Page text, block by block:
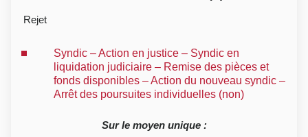
Rejet
Syndic – Action en justice – Syndic en
liquidation judiciaire – Remise des pièces et
fonds disponibles – Action du nouveau syndic –
Arrêt des poursuites individuelles (non)
Sur le moyen unique :